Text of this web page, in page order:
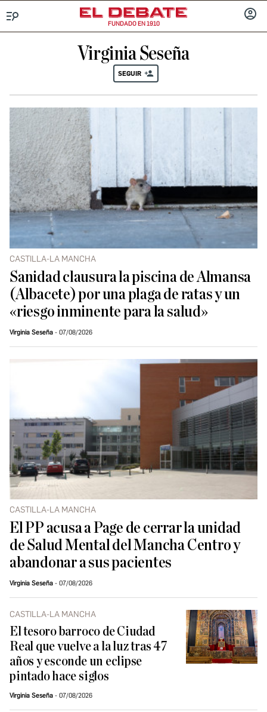
FUNDADO EN 1910
Virginia Seseña
SEGUIR
CASTILLA-LA MANCHA
Sanidad clausura la piscina de Almansa
(Albacete) por una plaga de ratas y un
«riesgo inminente para la salud»
Virginia Seseña 07/08/2026
CASTILLA-LA MANCHA
El PP acusa a Page de cerrar la unidad
de Salud Mental del Mancha Centro y
abandonar a sus pacientes
Virginia Seseña 07/08/2026
CASTILLA-LA MANCHA
El tesoro barroco de Ciudad
Real que vuelve a la luz tras 47
años y esconde un eclipse
pintado hace siglos
Virginia Seseña 07/08/2026